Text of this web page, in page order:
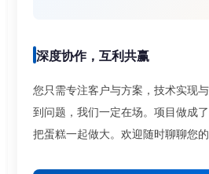
深度协作，互利共赢
您只需专注客户与方案，技术实现
到问题，我们一定在场。项目做成
把蛋糕一起做大。欢迎随时聊聊您的